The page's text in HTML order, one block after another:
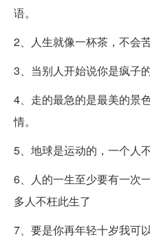
语。
2、人生就像一杯茶，不会
3、当别人开始说你是疯子
4、走的最急的是最美的景
情。
5、地球是运动的，一个人
6、人的一生至少要有一次
多人不枉此生了
7、要是你再年轻十岁我可